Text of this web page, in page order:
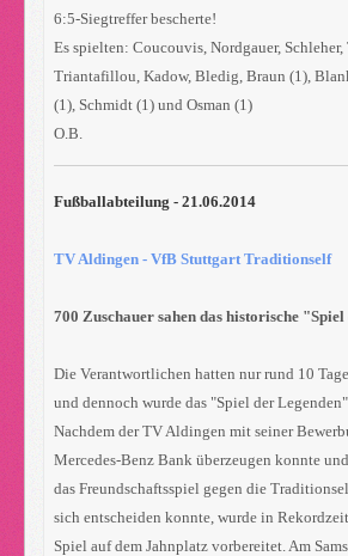
6:5-Siegtreffer bescherte!
Es spielten: Coucouvis, Nordgauer, Schleher,
Triantafillou, Kadow, Bledig, Braun (1),
(1), Schmidt (1) und Osman (1)
O.B.
Fußballabteilung - 21.06.2014
TV Aldingen - VfB Stuttgart
700 Zuschauer sahen das historische
Die Verantwortlichen hatten nur rund 10
und dennoch wurde das "Spiel der
Nachdem der TV Aldingen mit seiner
Mercedes-Benz Bank überzeugen konnte
das Freundschaftsspiel gegen die
sich entscheiden konnte, wurde in
Spiel auf dem Jahnplatz vorbereitet. Am